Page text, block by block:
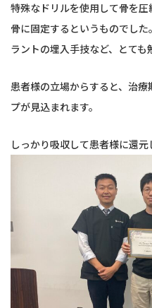
特殊なドリルを使用して骨を
骨に固定するというものでし
ラントの埋入手技など、とても
患者様の立場からすると、治
プが見込まれます。
しっかり吸収して患者様に還元